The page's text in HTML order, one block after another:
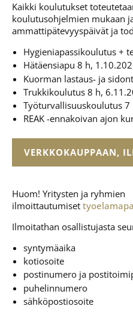
Kaikki koulutukset
koulutusohjelmien mukaan
ammattipätevyyspäivät ja
Hygieniapassikoulutus +
Hätäensiapu 8 h,
Kuorman lastaus- ja
Trukkikoulutus 8 h,
Työturvallisuuskoulutus 7
REAK -ennakoivan ajon
VERKKOKAUPPAAN,
Huom! Yritysten ja ryhmien
ilmoittautumiset
Ilmoitathan osallistujasta
syntymäaika
kotiosoite
postinumero ja
puhelinnumero
sähköpostiosoite